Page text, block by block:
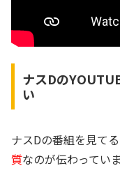
ナスDの
い
ナスDの番組を見て
質なのが伝わってい